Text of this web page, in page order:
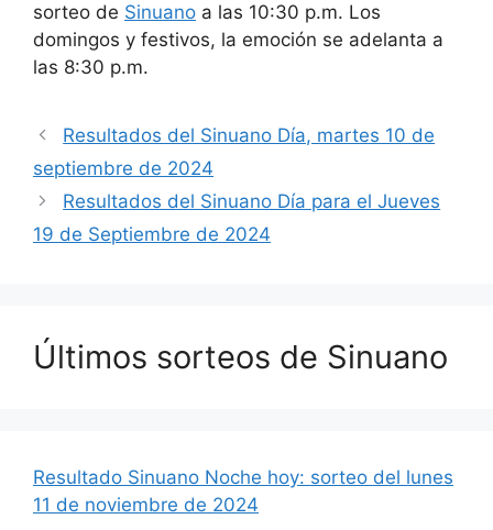
sorteo de Sinuano a las 10:30 p.m. Los
domingos y festivos, la emoción se adelanta a
las 8:30 p.m.
Resultados del Sinuano Día, martes 10 de
septiembre de 2024
Resultados del Sinuano Día para el Jueves
19 de Septiembre de 2024
Últimos sorteos de Sinuano
Resultado Sinuano Noche hoy: sorteo del lunes
11 de noviembre de 2024